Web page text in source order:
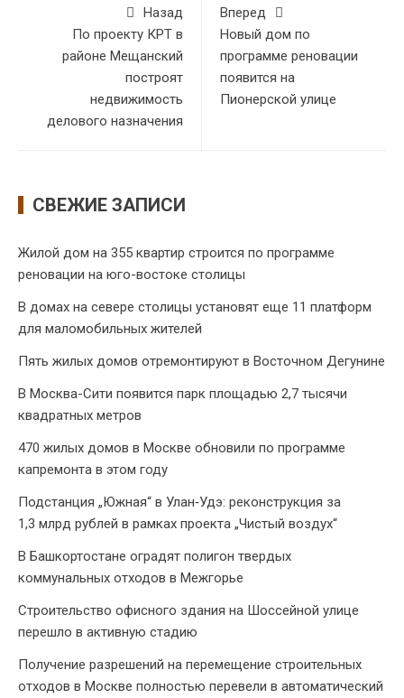
Назад
По проекту КРТ в
районе Мещанский
построят
недвижимость
делового назначения
Вперед
Новый дом по
программе реновации
появится на
Пионерской улице
СВЕЖИЕ ЗАПИСИ
Жилой дом на 355 квартир строится по программе
реновации на юго-востоке столицы
В домах на севере столицы установят еще 11 платформ
для маломобильных жителей
Пять жилых домов отремонтируют в Восточном Дегунине
В Москва-Сити появится парк площадью 2,7 тысячи
квадратных метров
470 жилых домов в Москве обновили по программе
капремонта в этом году
Подстанция „Южная“ в Улан‑Удэ: реконструкция за
1,3 млрд рублей в рамках проекта „Чистый воздух“
В Башкортостане оградят полигон твердых
коммунальных отходов в Межгорье
Строительство офисного здания на Шоссейной улице
перешло в активную стадию
Получение разрешений на перемещение строительных
отходов в Москве полностью перевели в автоматический